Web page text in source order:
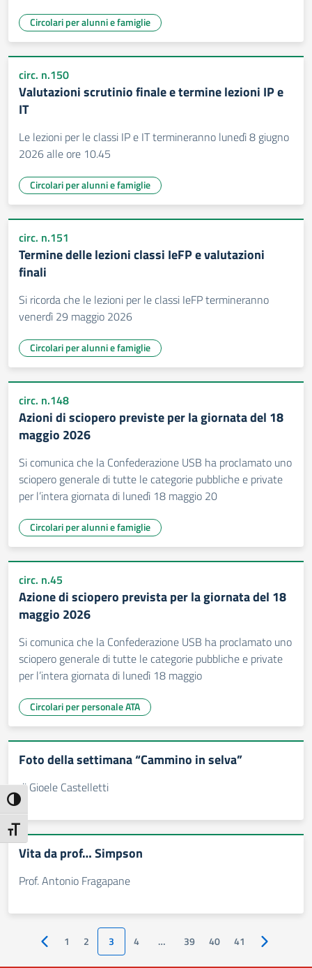
Attiva/disattiva alto contrasto
Attiva/disattiva dimensione testo
Circolari per alunni e famiglie
circ. n.150
Valutazioni scrutinio finale e termine lezioni IP e
IT
Le lezioni per le classi IP e IT termineranno lunedì 8 giugno
2026 alle ore 10.45
Circolari per alunni e famiglie
circ. n.151
Termine delle lezioni classi IeFP e valutazioni
finali
Si ricorda che le lezioni per le classi IeFP termineranno
venerdì 29 maggio 2026
Circolari per alunni e famiglie
circ. n.148
Azioni di sciopero previste per la giornata del 18
maggio 2026
Si comunica che la Confederazione USB ha proclamato uno
sciopero generale di tutte le categorie pubbliche e private
per l’intera giornata di lunedì 18 maggio 20
Circolari per alunni e famiglie
circ. n.45
Azione di sciopero prevista per la giornata del 18
maggio 2026
Si comunica che la Confederazione USB ha proclamato uno
sciopero generale di tutte le categorie pubbliche e private
per l’intera giornata di lunedì 18 maggio
Circolari per personale ATA
Foto della settimana “Cammino in selva”
di Gioele Castelletti
Vita da prof… Simpson
Prof. Antonio Fragapane
Pagina precedente
1 2 3 4 … 39 40 41 Pagina